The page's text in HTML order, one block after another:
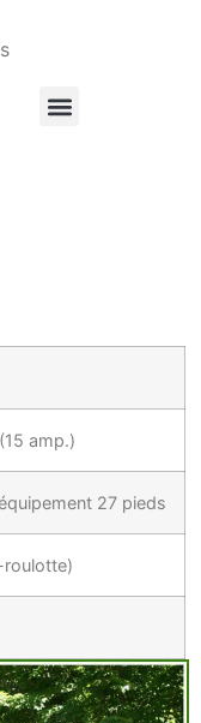
amp.)
27 pieds
roulotte)